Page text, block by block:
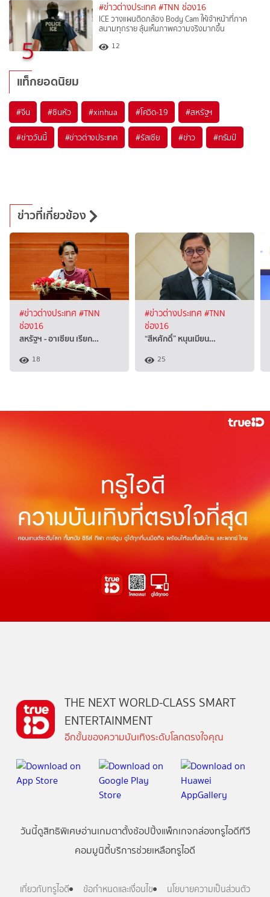
5
#ข่าวต่างประเทศ #TNN ช่อง16
ICE วางแผนติดกล้อง Body Cam ให้เจ้าหน้าที่ภาค
สนามทุกราย ลุ้นเห็นภาพความจริงมากขึ้น
12
แท็กยอดนิยม
#จีน #ซินหัว #xinhua #โควิด-19 #สหรัฐฯ
#ข่าววันนี้ #ข่าวต่างประเทศ #รัสเซีย #ข่าว #ทรัมป์
ข่าวที่เกี่ยวข้อง
#ข่าวต่างประเทศ #TNN
ช่อง16
สหรัฐฯ - อาเซียน เรียก…
18
#ข่าวต่างประเทศ #TNN
ช่อง16
“สีหศักดิ์”​ หนุนเมียน…
25
THE NEXT WORLD-CLASS SMART
ENTERTAINMENT
อีกขั้นของความบันเทิงระดับโลกตรงใจคุณ
วันนี้ดูสิทธิพิเศษอ่านเกมตาตั้งช้อปปิ้งแพ็กเกจกล่องทรูไอดีทีวี
คอมมูนิตี้บริการช่วยเหลือทรูไอดี
เกี่ยวกับทรูไอดี ข้อกำหนดและเงื่อนไข นโยบายความเป็นส่วนตัว